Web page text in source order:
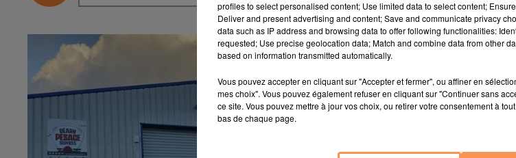
profiles to select personalised content; Use limited data to select content;
Deliver and present advertising and content; Save and communicate privacy
data such as IP address and browsing data to offer following functionalities:
requested; Use precise geolocation data; Match and combine data from other
based on information transmitted automatically.
Vous pouvez accepter en cliquant sur "Accepter et fermer", ou affiner en
mes choix". Vous pouvez également refuser en cliquant sur "Continuer sans
ce site. Vous pouvez mettre à jour vos choix, ou retirer votre consentement à
bas de chaque page.